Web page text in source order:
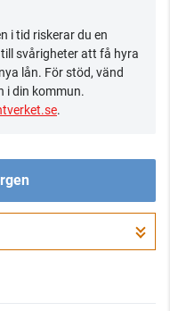
i tid riskerar du en
svårigheter att få hyra
lån. För stöd, vänd
i din kommun.
.